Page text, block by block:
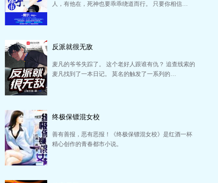
人，有他在，死神也要乖乖绕道而行。 只要你相信…
反派就很无敌
麦凡的爷爷失踪了。 这个老好人跟谁有仇？ 追查线索的
麦凡找到了一本日记。 莫名的触发了一系列的…
终极保镖混女校
善有善报，恶有恶报！《终极保镖混女校》是红酒一杯
精心创作的青春都市小说。